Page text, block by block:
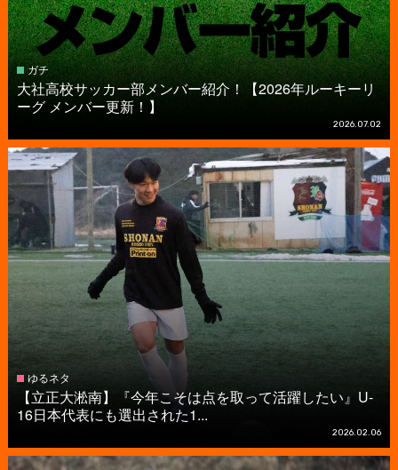
ガチ
大社高校サッカー部メンバー紹介！【2026年ルーキーリ
ーグ メンバー更新！】
2026.07.02
ゆるネタ
【立正大淞南】『今年こそは点を取って活躍したい』U-
16日本代表にも選出された1...
2026.02.06